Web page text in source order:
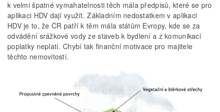
k velmi špatné vymahatelnosti těch mála předpisů, které se pro
aplikaci HDV dají využít. Základním nedostatkem v aplikaci
HDV je to, že ČR patří k těm mála státům Evropy, kde se za
odvádění srážkové vody ze staveb k bydlení a z komunikací
poplatky neplatí. Chybí tak finanční motivace pro majitele
těchto nemovitostí.